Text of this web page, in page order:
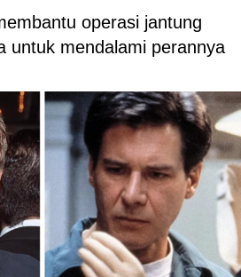
operasi jantung
untuk mendalami perannya